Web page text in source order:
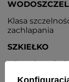
Klasa
zachlapania
SZKIEŁKO
Mineralne